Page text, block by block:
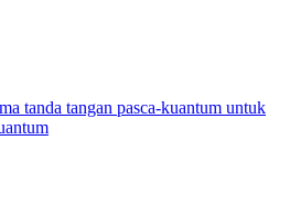
tanda tangan pasca-kuantum untuk